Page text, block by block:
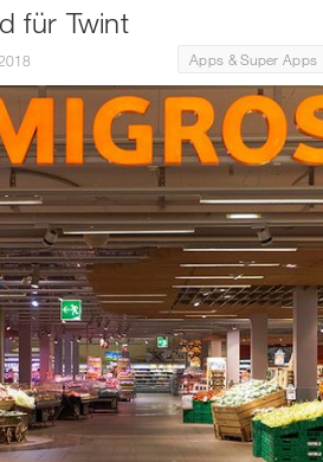
für Twint
Apps & Super Apps